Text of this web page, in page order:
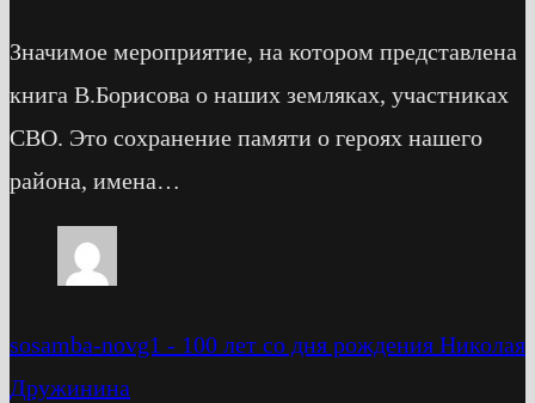
Значимое мероприятие, на котором представлена
книга В.Борисова о наших земляках, участниках
СВО. Это сохранение памяти о героях нашего
района, имена…
sosamba-novg1 - 100 лет со дня рождения Николая
Дружинина